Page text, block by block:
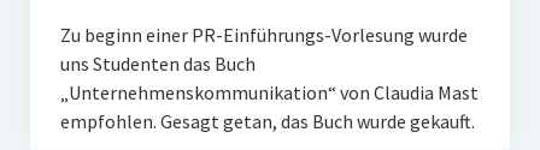
Zu beginn einer PR-Einführungs-Vorlesung wurde
uns Studenten das Buch
„Unternehmenskommunikation“ von Claudia Mast
empfohlen. Gesagt getan, das Buch wurde gekauft.